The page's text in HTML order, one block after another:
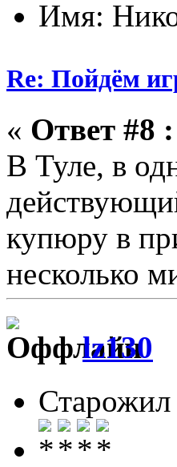
Имя:
Re: Пойдём
« Ответ #8 :
В Туле, в
купюру в
несколько
lz130
Старожил